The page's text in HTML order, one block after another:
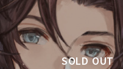
SOLD OUT